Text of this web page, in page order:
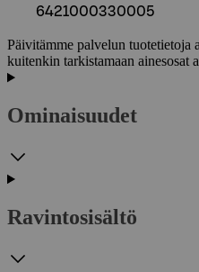
6421000330005
Päivitämme palvelun tuotetietoja
kuitenkin tarkistamaan ainesosat
Ominaisuudet
Ravintosisältö